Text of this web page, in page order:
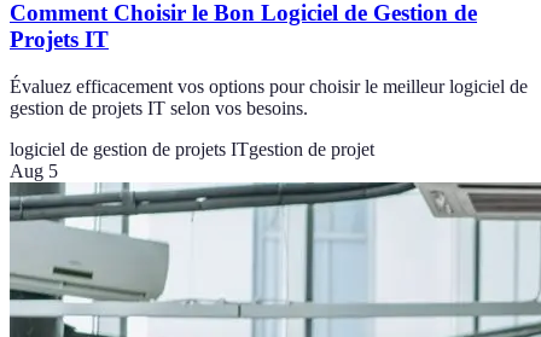
Comment Choisir le Bon Logiciel de Gestion de
Projets IT
Évaluez efficacement vos options pour choisir le meilleur logiciel de
gestion de projets IT selon vos besoins.
logiciel de gestion de projets ITgestion de projet
Aug 5